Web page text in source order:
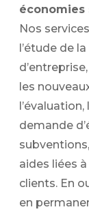
économies
Nos
l’étude de
les
demande
aides liées
clients. En
en